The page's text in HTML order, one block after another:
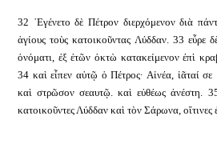
32 ᾿Εγένετο δὲ Πέτρον διερχόμενον διὰ
ἁγίους τοὺς κατοικοῦντας Λύδδαν. 33 εὗρε
ὀνόματι, ἐξ ἐτῶν ὀκτὼ κατακείμενον ἐπὶ
34 καὶ εἶπεν αὐτῷ ὁ Πέτρος· Αἰνέα, ἰᾶταί σε
καὶ στρῶσον σεαυτῷ. καὶ εὐθέως ἀνέστη.
κατοικοῦντες Λύδδαν καὶ τὸν Σάρωνα, οἵτινες